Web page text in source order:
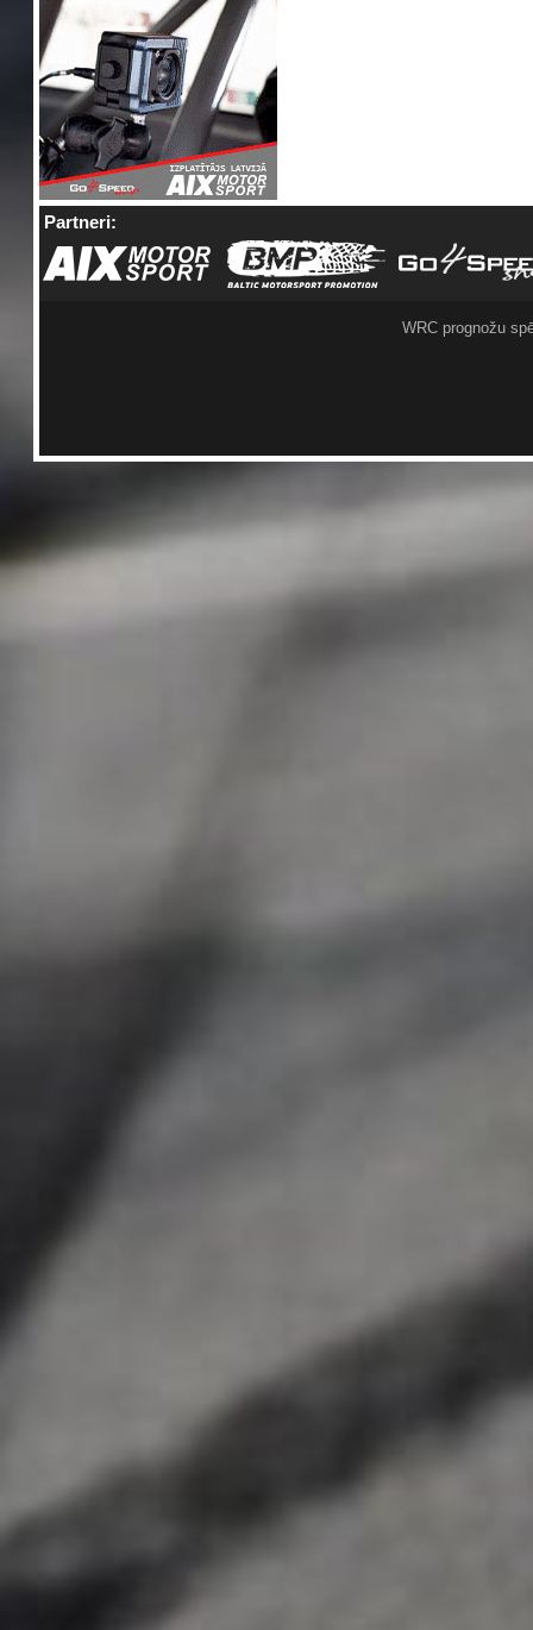
Partneri:
WRC prognožu